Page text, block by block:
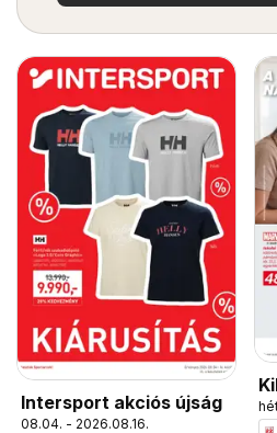
Intersport akciós újság
08.04. - 2026.08.16.